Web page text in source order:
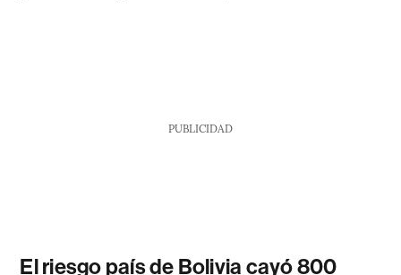
PUBLICIDAD
El riesgo país de Bolivia cayó 800